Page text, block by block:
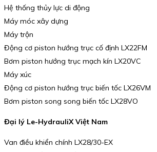
Hệ thống thủy lực di động
Máy móc xây dựng
Máy trộn
Động cơ piston hướng trục cố định LX22FM
Bơm piston hướng trục mạch kín LX20VC
Máy xúc
Động cơ piston hướng trục biến tốc LX26VM
Bơm piston song song biến tốc LX28VO
Đại lý Le-HydrauliX Việt Nam
Van điều khiển chính LX28/30-EX